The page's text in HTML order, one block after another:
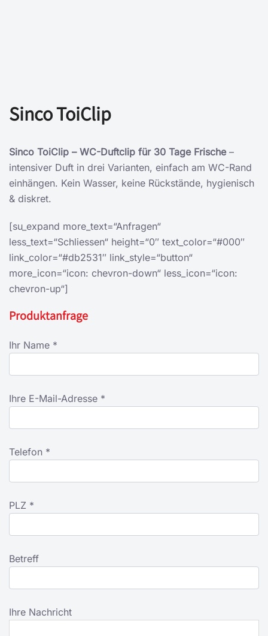
Sinco ToiClip
Sinco ToiClip – WC-Duftclip für 30 Tage Frische–
intensiver Duft in drei Varianten, einfach am WC-Rand
einhängen. Kein Wasser, keine Rückstände, hygienisch
& diskret.
[su_expand more_text=“Anfragen“
less_text=“Schliessen“ height=“0″ text_color=“#000″
link_color=“#db2531″ link_style=“button“
more_icon=“icon: chevron-down“ less_icon=“icon:
chevron-up“]
Produktanfrage
Ihr Name *
Ihre E-Mail-Adresse *
Telefon *
PLZ *
Betreff
Ihre Nachricht